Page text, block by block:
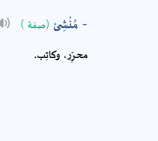
مُنْشِئ (صفة )
محرِّر، وكاتِب‏.
are